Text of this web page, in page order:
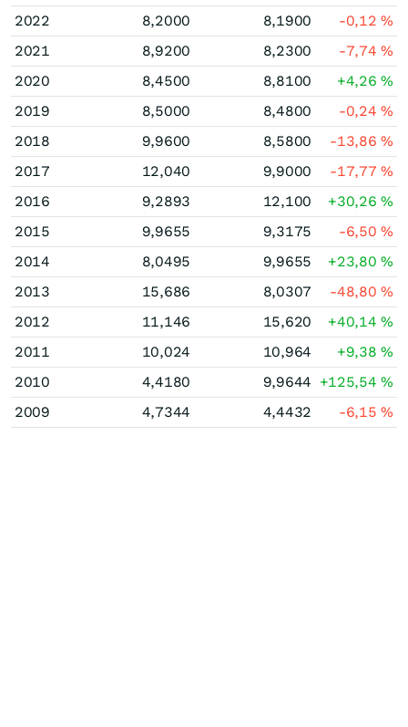
2022
8,2000 8,1900 -0,12%
2021
8,9200 8,2300 -7,74%
2020
8,4500 8,8100 +4,26%
2019
8,5000 8,4800 -0,24%
2018
9,9600 8,5800 -13,86%
2017
12,040 9,9000 -17,77%
2016
9,2893 12,100 +30,26%
2015
9,9655 9,3175 -6,50%
2014
8,0495 9,9655 +23,80%
2013
15,686 8,0307 -48,80%
2012
11,146 15,620 +40,14%
2011
10,024 10,964 +9,38%
2010
4,4180 9,9644 +125,54%
2009
4,7344 4,4432 -6,15%